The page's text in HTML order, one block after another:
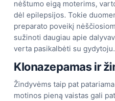
nėštumo eigą moterims,
dėl epilepsijos. Tokie
preparato poveikį
sužinoti daugiau apie
verta pasikalbėti su gydytoju.
Klonazepamas ir
Žindyvėms taip pat
motinos pieną vaistas gali